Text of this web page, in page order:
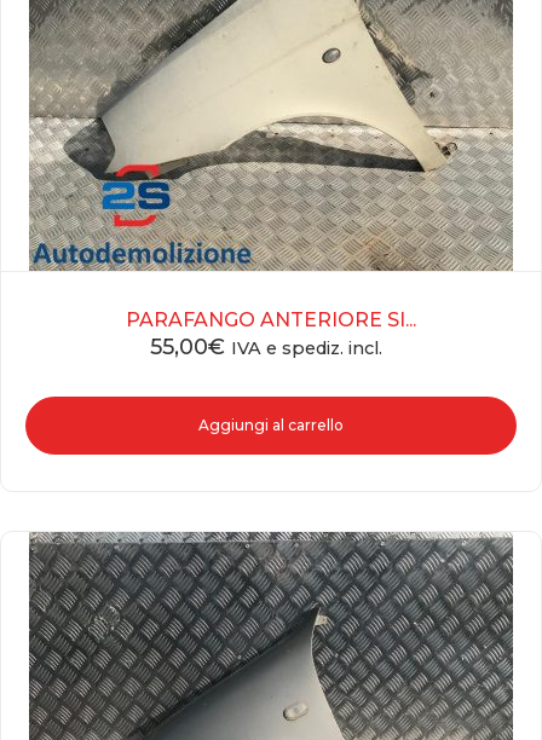
PARAFANGO ANTERIORE SI...
55,00€ IVA e spediz. incl.
Aggiungi al carrello